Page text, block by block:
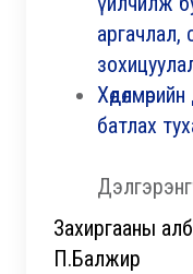
аргачлал,
батлах
Захиргааны
П.Балжир